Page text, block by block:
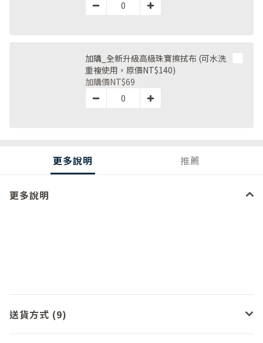
加購_全新升級高級珠寶擦拭布 (可水洗
重複使用，原價NT$140)
加購價NT$69
更多說明 推薦
更多說明
送貨方式 (9)